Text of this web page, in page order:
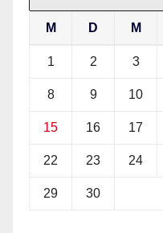
M D M
1 2 3
8 9 10
15 16 17
22 23 24
29 30